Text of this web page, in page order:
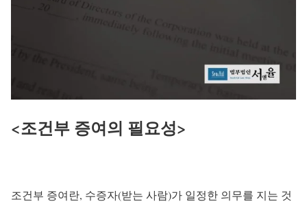
<조건부 증여의 필요성>
조건부 증여란, 수증자(받는 사람)가 일정한 의무를 지는 것